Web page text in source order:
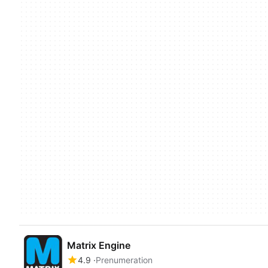
Matrix Engine
4.9 Prenumeration